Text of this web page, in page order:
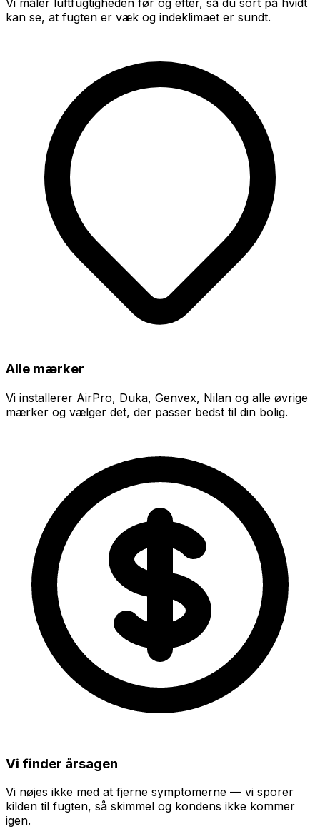
Vi måler luftfugtigheden før og efter, så du sort på hvidt
kan se, at fugten er væk og indeklimaet er sundt.
Alle mærker
Vi installerer AirPro, Duka, Genvex, Nilan og alle øvrige
mærker og vælger det, der passer bedst til din bolig.
Vi finder årsagen
Vi nøjes ikke med at fjerne symptomerne — vi sporer
kilden til fugten, så skimmel og kondens ikke kommer
igen.